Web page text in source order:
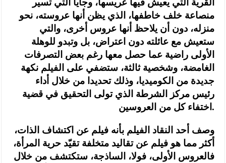
منصاعة خلف خاطفها، الذي يظن أنها عروسته، نحو
منزله، دون أن يلاحظ أنها عروس أخرى، والتي
ستعيش مع عائلته دون اعتراض، بل وتبدو للوهلة
الأولى راضية عما حصل معها رغم بعض التصرفات
الغامضة، وشخصية ثالثة، ستضفي على الفيلم نكهة
جديدة من الكوميديا، وذلك تحديدا من خلال أداء
رئيس مركز الشرطة الذي تولى التحقيق في قضية
اختفاء كل من العروسين.
وصف أحد النقاد الفيلم بأنه فيلم عن اكتشاف الذات،
أكثر مما هو فيلم عن تقاليد متخلفة تقيّد حرية المرأة،
فالعروس الأولى، فولا، الساذجة، ستكتشف من خلال